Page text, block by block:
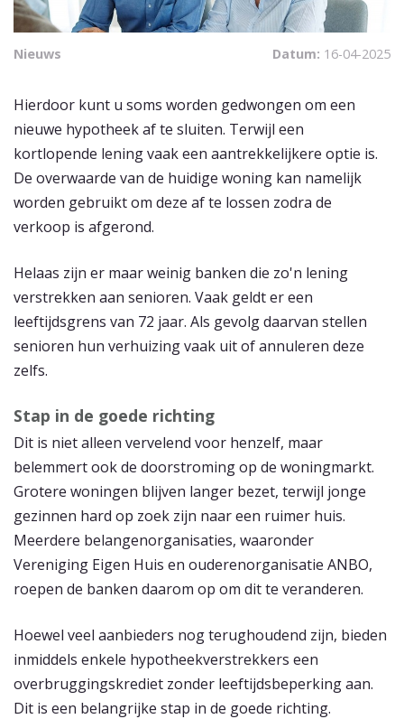
Nieuws Datum: 16-04-2025
Hierdoor kunt u soms worden gedwongen om een
nieuwe hypotheek af te sluiten. Terwijl een
kortlopende lening vaak een aantrekkelijkere optie is.
De overwaarde van de huidige woning kan namelijk
worden gebruikt om deze af te lossen zodra de
verkoop is afgerond.
Helaas zijn er maar weinig banken die zo'n lening
verstrekken aan senioren. Vaak geldt er een
leeftijdsgrens van 72 jaar. Als gevolg daarvan stellen
senioren hun verhuizing vaak uit of annuleren deze
zelfs.
Stap in de goede richting
Dit is niet alleen vervelend voor henzelf, maar
belemmert ook de doorstroming op de woningmarkt.
Grotere woningen blijven langer bezet, terwijl jonge
gezinnen hard op zoek zijn naar een ruimer huis.
Meerdere belangenorganisaties, waaronder
Vereniging Eigen Huis en ouderenorganisatie ANBO,
roepen de banken daarom op om dit te veranderen.
Hoewel veel aanbieders nog terughoudend zijn, bieden
inmiddels enkele hypotheekverstrekkers een
overbruggingskrediet zonder leeftijdsbeperking aan.
Dit is een belangrijke stap in de goede richting.